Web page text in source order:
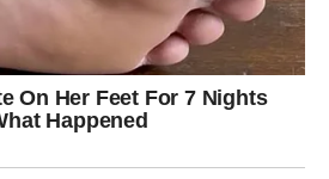
vraća vam se kroz lijepe